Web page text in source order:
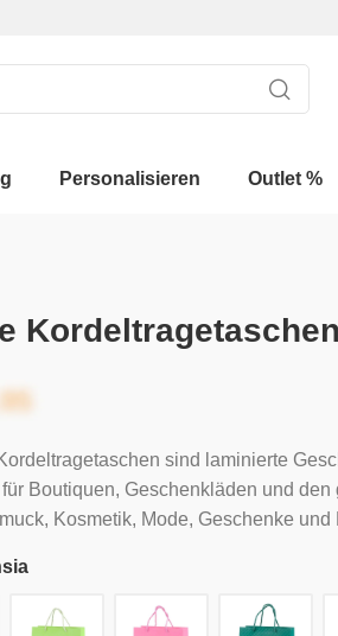
Personalisieren Outlet %
Kordeltragetaschen
sind laminierte
für Boutiquen, Geschenkläden und
Kosmetik, Mode, Geschenke und